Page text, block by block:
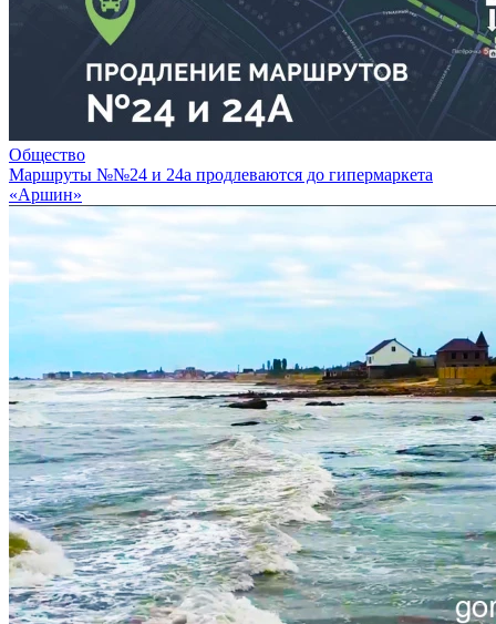
Общество
Маршруты №№24 и 24а продлеваются до гипермаркета
«Аршин»